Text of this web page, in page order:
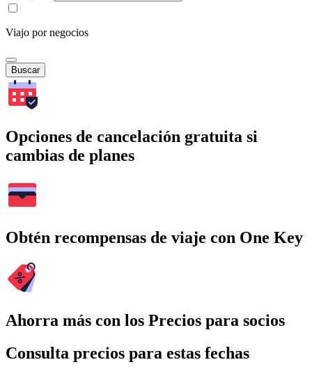
Viajo por negocios
Buscar
Opciones de cancelación gratuita si
cambias de planes
Obtén recompensas de viaje con One Key
Ahorra más con los Precios para socios
Consulta precios para estas fechas